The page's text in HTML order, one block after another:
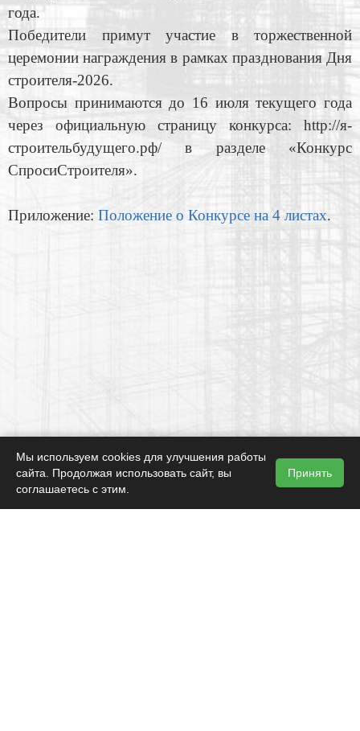
года.
Победители примут участие в торжественной
церемонии награждения в рамках празднования Дня
строителя-2026.
Вопросы принимаются до 16 июля текущего года
через официальную страницу конкурса: http://я-
строительбудущего.рф/ в разделе «Конкурс
СпросиСтроителя».
Приложение: Положение о Конкурсе на 4 листах.
Мы используем cookies для улучшения работы
сайта. Продолжая использовать сайт, вы
соглашаетесь с этим.
Принять